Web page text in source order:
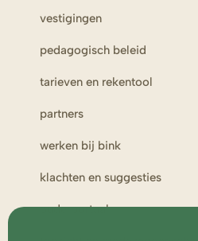
vestigingen
pedagogisch beleid
tarieven en rekentool
partners
werken bij bink
klachten en suggesties
ouderportaal